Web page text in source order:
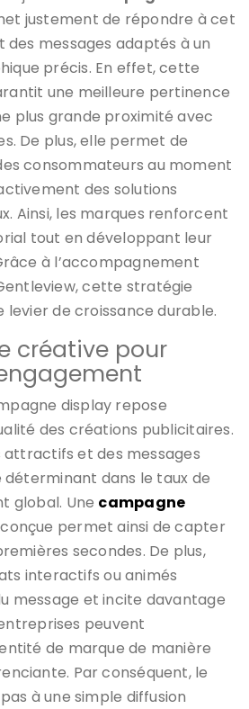
justement de répondre à cet
messages adaptés à un
précis. En effet, cette
une meilleure pertinence
plus grande proximité avec
De plus, elle permet de
consommateurs au moment
des solutions
Ainsi, les marques renforcent
tout en développant leur
à l’accompagnement
cette stratégie
de croissance durable.
créative pour
display repose
des créations publicitaires.
attractifs et des messages
dans le taux de
global. Une campagne
permet ainsi de capter
secondes. De plus,
interactifs ou animés
message et incite davantage
peuvent
de marque de manière
Par conséquent, le
à une simple diffusion